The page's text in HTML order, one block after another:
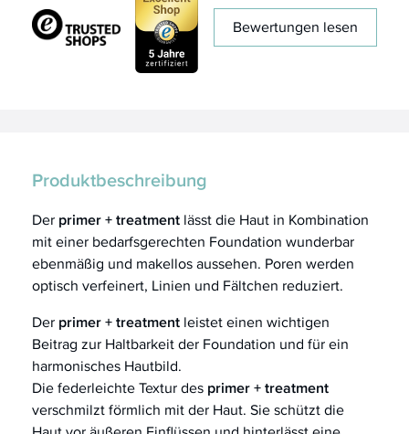
Bewertungen lesen
Produktbeschreibung
Der primer + treatment lässt die Haut in Kombination
mit einer bedarfsgerechten Foundation wunderbar
ebenmäßig und makellos aussehen. Poren werden
optisch verfeinert, Linien und Fältchen reduziert.
Der primer + treatment leistet einen wichtigen
Beitrag zur Haltbarkeit der Foundation und für ein
harmonisches Hautbild.
Die federleichte Textur des primer + treatment
verschmilzt förmlich mit der Haut. Sie schützt die